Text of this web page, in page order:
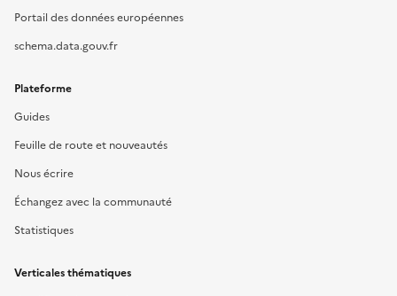
Portail des données européennes
schema.data.gouv.fr
Plateforme
Guides
Feuille de route et nouveautés
Nous écrire
Échangez avec la communauté
Statistiques
Verticales thématiques